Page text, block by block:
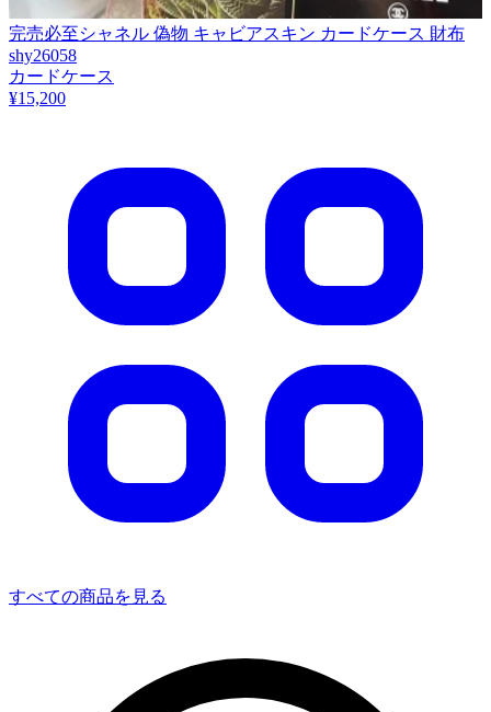
完売必至シャネル 偽物 キャビアスキン カードケース 財布
shy26058
カードケース
¥15,200
すべての商品を見る